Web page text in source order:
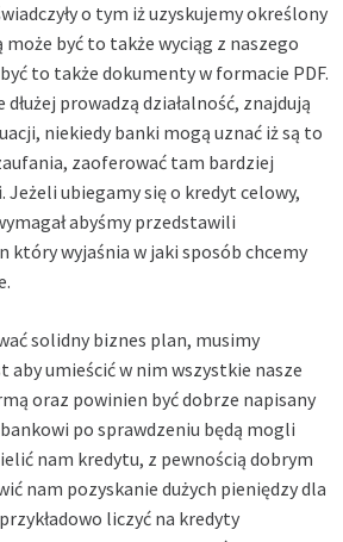
o tym iż uzyskujemy określony
być to także wyciąg z naszego
to także dokumenty w formacie PDF.
prowadzą działalność, znajdują
niekiedy banki mogą uznać iż są to
zaoferować tam bardziej
Jeżeli ubiegamy się o kredyt celowy,
abyśmy przedstawili
który wyjaśnia w jaki sposób chcemy
solidny biznes plan, musimy
aby umieścić w nim wszystkie nasze
oraz powinien być dobrze napisany
po sprawdzeniu będą mogli
nam kredytu, z pewnością dobrym
nam pozyskanie dużych pieniędzy dla
liczyć na kredyty